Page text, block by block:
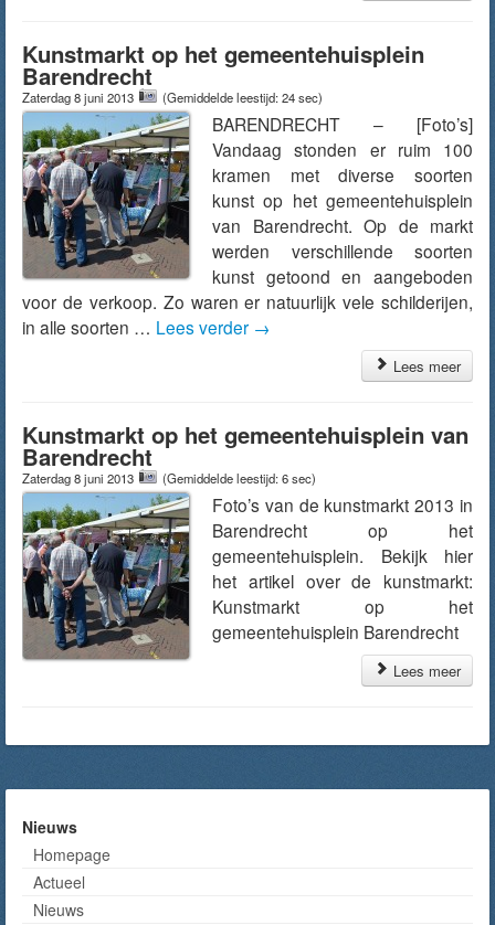
Kunstmarkt op het gemeentehuisplein
Barendrecht
Zaterdag 8 juni 2013 (Gemiddelde leestijd: 24 sec)
BARENDRECHT – [Foto’s]
Vandaag stonden er ruim 100
kramen met diverse soorten
kunst op het gemeentehuisplein
van Barendrecht. Op de markt
werden verschillende soorten
kunst getoond en aangeboden
voor de verkoop. Zo waren er natuurlijk vele schilderijen,
in alle soorten … Lees verder →
Lees meer
Kunstmarkt op het gemeentehuisplein van
Barendrecht
Zaterdag 8 juni 2013 (Gemiddelde leestijd: 6 sec)
Foto’s van de kunstmarkt 2013 in
Barendrecht op het
gemeentehuisplein. Bekijk hier
het artikel over de kunstmarkt:
Kunstmarkt op het
gemeentehuisplein Barendrecht
Lees meer
Nieuws
Homepage
Actueel
Nieuws